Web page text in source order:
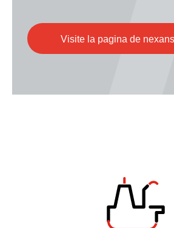
Visite la pagina de